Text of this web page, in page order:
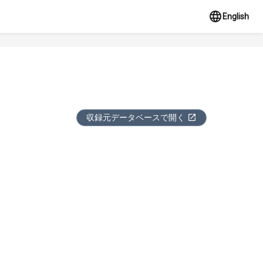
English
収録元データベースで開く